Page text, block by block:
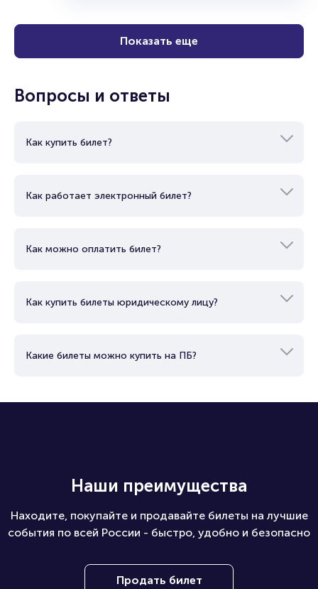
Показать еще
Вопросы и ответы
Как купить билет?
Как работает электронный билет?
Как можно оплатить билет?
Как купить билеты юридическому лицу?
Какие билеты можно купить на ПБ?
Наши преимущества
Находите, покупайте и продавайте билеты на лучшие
события по всей России - быстро, удобно и безопасно
Продать билет